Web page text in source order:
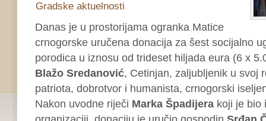
Gradske aktuelnosti
Danas je u prostorijama ogranka Matice
crnogorske uručena donacija za šest socijalno
porodica u iznosu od trideset hiljada eura (6 x
Blažo Sredanović, Cetinjan, zaljubljenik u svoj
patriota, dobrotvor i humanista, crnogorski
Nakon uvodne riječi Marka Špadijera koji je bio